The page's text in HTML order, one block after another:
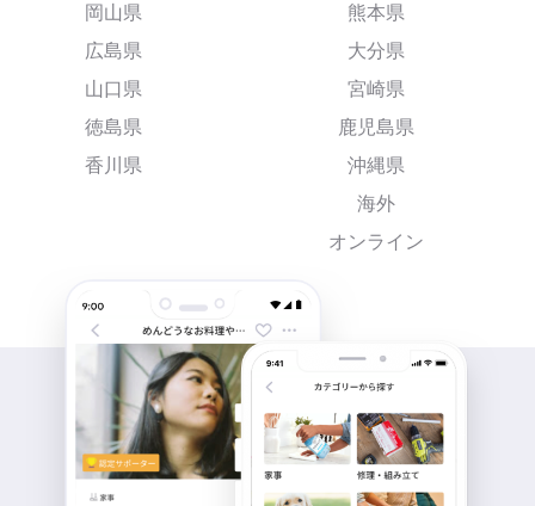
岡山県
広島県
山口県
徳島県
香川県
熊本県
大分県
宮崎県
鹿児島県
沖縄県
海外
オンライン